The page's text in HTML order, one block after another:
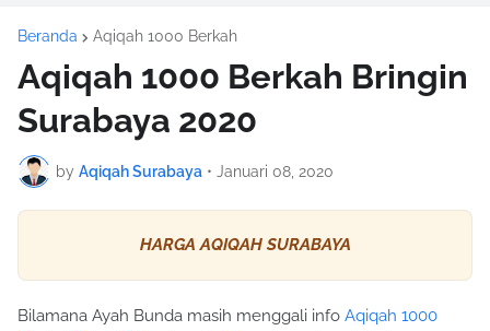
Beranda Aqiqah 1000 Berkah
Aqiqah 1000 Berkah Bringin
Surabaya 2020
by Aqiqah Surabaya • Januari 08, 2020
HARGA AQIQAH SURABAYA
Bilamana Ayah Bunda masih menggali info Aqiqah 1000